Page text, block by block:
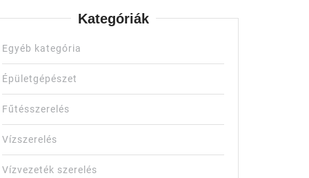
Kategóriák
Egyéb kategória
Épületgépészet
Fűtésszerelés
Vízszerelés
Vízvezeték szerelés